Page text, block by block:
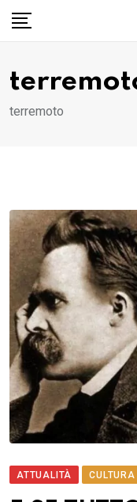
Skip
terremoto
ATTUALITÀ